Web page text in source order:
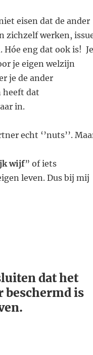
eisen dat de ander
zichzelf werken,
eng dat ook is! Je
je eigen welzijn
je de ander
heeft dat
in.
echt ‘’nuts’’.
wijf” of iets
leven. Dus bij mij
dat het
is